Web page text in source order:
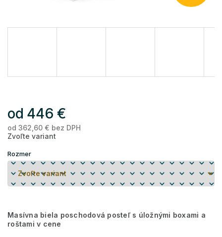
od 446 €
od 362,60 € bez DPH
Zvoľte variant
Rozmer
Masívna biela poschodová posteľ s úložnými boxami a
roštami v cene